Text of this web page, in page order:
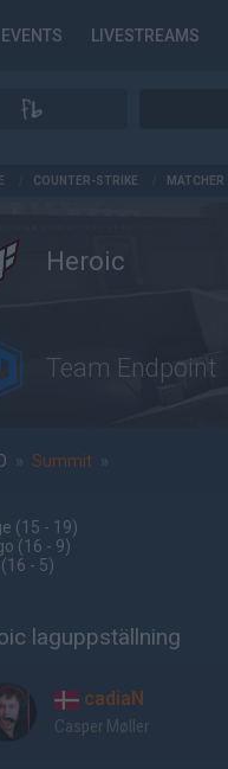
EVENTS LIVESTREAMS
COUNTER-STRIKE MATCHER
Heroic
Team Endpoint
» Summit »
(15 - 19)
(16 - 9)
(16 - 5)
laguppställning
cadiaN
Casper Møller